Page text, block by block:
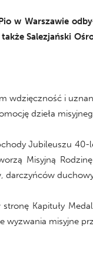
w Warszawie
Salezjański
wdzięczność i
dzieła
Jubileuszu
Misyjną
Kapituły
misyjne